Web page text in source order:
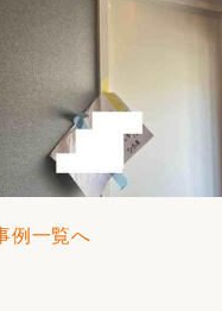
例一覧へ